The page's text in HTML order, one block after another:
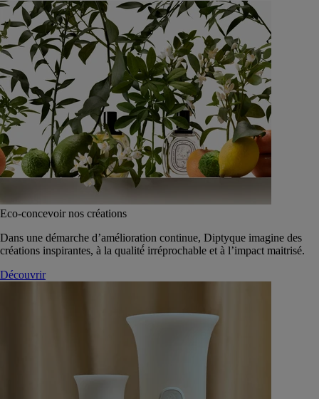
Eco-concevoir nos créations
Dans une démarche d’amélioration continue, Diptyque imagine des
créations inspirantes, à la qualité́ irréprochable et à l’impact maitrisé.
Découvrir